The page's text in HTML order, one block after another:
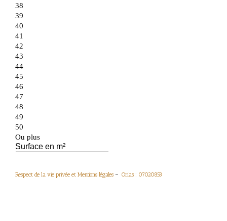
Respect de la vie privée et Mentions légales – Orias : 07020853